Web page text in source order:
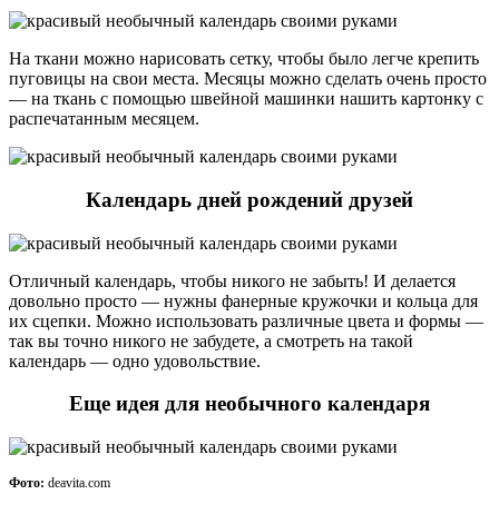
На ткани можно нарисовать сетку, чтобы было легче крепить
пуговицы на свои места. Месяцы можно сделать очень просто
— на ткань с помощью швейной машинки нашить картонку с
распечатанным месяцем.
Календарь дней рождений друзей
Отличный календарь, чтобы никого не забыть! И делается
довольно просто — нужны фанерные кружочки и кольца для
их сцепки. Можно использовать различные цвета и формы —
так вы точно никого не забудете, а смотреть на такой
календарь — одно удовольствие.
Еще идея для необычного календаря
Фото: deavita.com